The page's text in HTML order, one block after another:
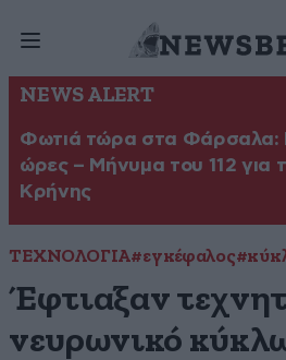
NEWS ALERT
Φωτιά τώρα στα Φάρσαλα:
ώρες – Μήνυμα του 112 για
Κρήνης
ΤΕΧΝΟΛΟΓΙΑ#εγκέφαλος
Έφτιαξαν
νευρωνικό